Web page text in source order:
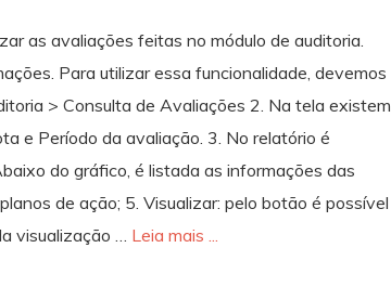
as avaliações feitas no módulo de auditoria.
Para utilizar essa funcionalidade, devemos
> Consulta de Avaliações 2. Na tela existem
e Período da avaliação. 3. No relatório é
do gráfico, é listada as informações das
de ação; 5. Visualizar: pelo botão é possível
visualização … Leia mais ...